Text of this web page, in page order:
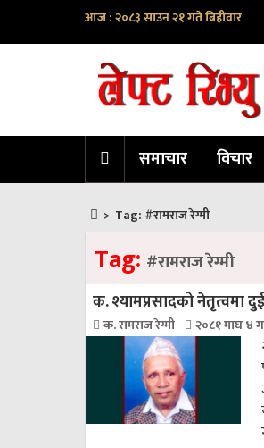
आज : २०८३ साउन २१ गते बिहीवार
समाचार विचार
> Tag: #रामराज रेग्मी
Tag: #रामराज रेग्मी
क. श्यामप्रसादको नेतृत्वमा
क. रामराज रेग्मी २०८१ माघ ४